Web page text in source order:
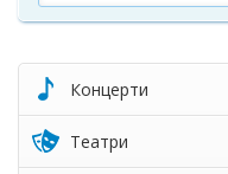
Концерти
Театри